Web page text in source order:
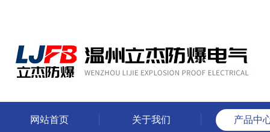
网站首页 关于我们 产品中